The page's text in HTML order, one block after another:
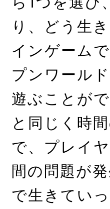
り、どう生
インゲーム
プンワール
遊ぶことが
と同じく時
で、プレイ
間の問題が
で生きてい